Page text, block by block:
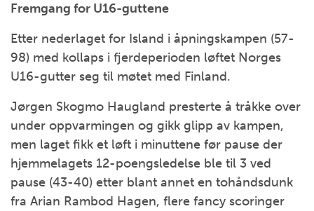
Fremgang for U16-guttene
Etter nederlaget for Island i åpningskampen (57-
98) med kollaps i fjerdeperioden løftet Norges
U16-gutter seg til møtet med Finland.
Jørgen Skogmo Haugland presterte å tråkke over
under oppvarmingen og gikk glipp av kampen,
men laget fikk et løft i minuttene før pause der
hjemmelagets 12-poengsledelse ble til 3 ved
pause (43-40) etter blant annet en tohåndsdunk
fra Arian Rambod Hagen, flere fancy scoringer